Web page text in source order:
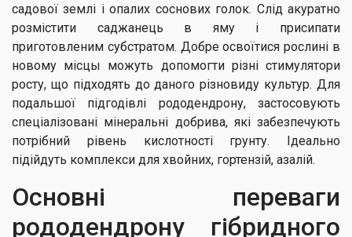
садової землі і опалих соснових голок. Слід акуратно
розмістити саджанець в яму і присипати
приготовленим субстратом. Добре освоїтися рослині в
новому місцы можуть допомогти різні стимулятори
росту, що підходять до даного різновиду культур. Для
подальшої підгодівлі рододендрону, застосовують
спеціалізовані мінеральні добрива, які забезпечують
потрібний рівень кислотності грунту. Ідеально
підійдуть комплекси для хвойних, гортензій, азалій.
Основні переваги
рододендрону гібридного